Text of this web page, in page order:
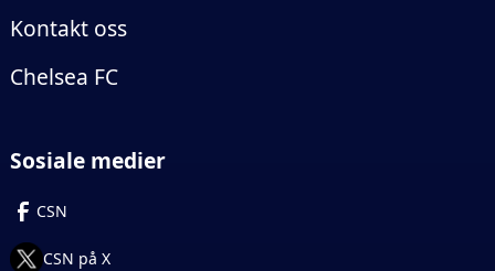
Kontakt oss
Chelsea FC
Sosiale medier
CSN
CSN på X